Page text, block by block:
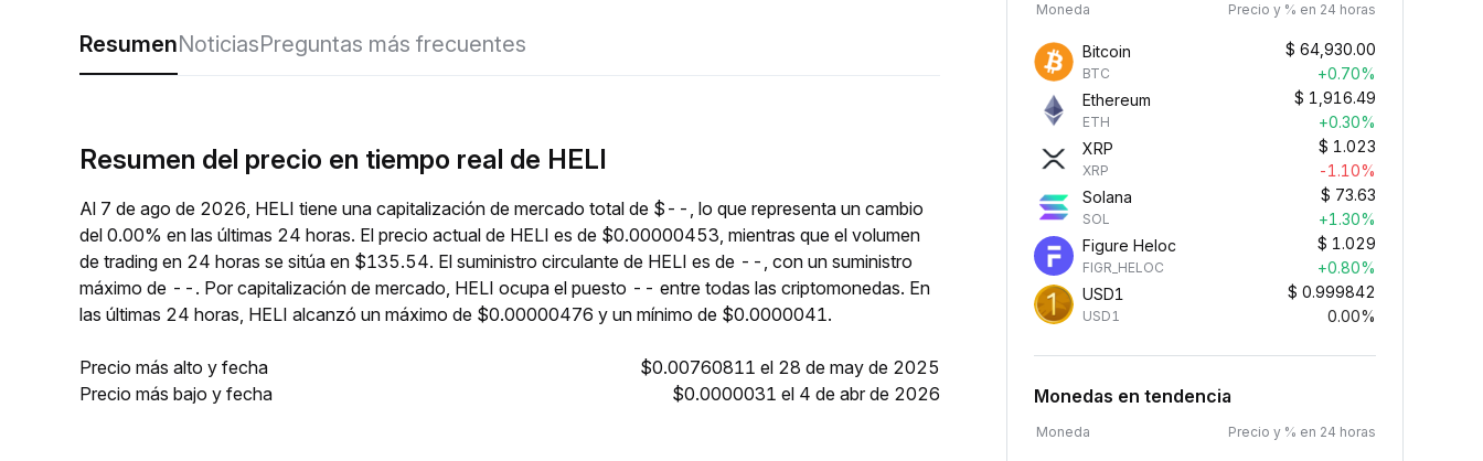
ResumenNoticiasPreguntas más frecuentes
Resumen del precio en tiempo real de HELI
Al 7 de ago de 2026, HELI tiene una capitalización de mercado total de $--, lo que representa un cambio
del 0.00% en las últimas 24 horas. El precio actual de HELI es de $0.00000453, mientras que el volumen
de trading en 24 horas se sitúa en $135.54. El suministro circulante de HELI es de --, con un suministro
máximo de --. Por capitalización de mercado, HELI ocupa el puesto -- entre todas las criptomonedas. En
las últimas 24 horas, HELI alcanzó un máximo de $0.00000476 y un mínimo de $0.0000041.
Precio más alto y fecha
$0.00760811 el 28 de may de 2025
Precio más bajo y fecha
$0.0000031 el 4 de abr de 2026
Moneda Precio y % en 24 horas
Bitcoin
BTC
$ 64,930.00
+0.70%
Ethereum
ETH
$ 1,916.49
+0.30%
XRP
XRP
$ 1.023
-1.10%
Solana
SOL
$ 73.63
+1.30%
Figure Heloc
FIGR_HELOC
$ 1.029
+0.80%
USD1
USD1
$ 0.999842
0.00%
Monedas en tendencia
Moneda Precio y % en 24 horas